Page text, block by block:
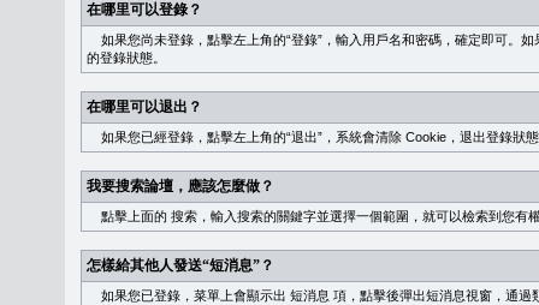
在哪里可以登錄？
如果您尚未登錄，點擊左上角的“登錄”，輸入用戶名和密碼，確定即可。
的登錄狀態。
在哪里可以退出？
如果您已經登錄，點擊左上角的“退出”，系統會清除 Cookie，退出登錄狀
我要搜索論壇，應該怎麼做？
點擊上面的 搜索 ，輸入搜索的關鍵字並選擇一個範圍，就可以檢索到您有
怎樣給其他人發送“短消息”？
如果您已登錄，菜單上會顯示出 短消息 項，點擊後彈出短消息視窗，通過